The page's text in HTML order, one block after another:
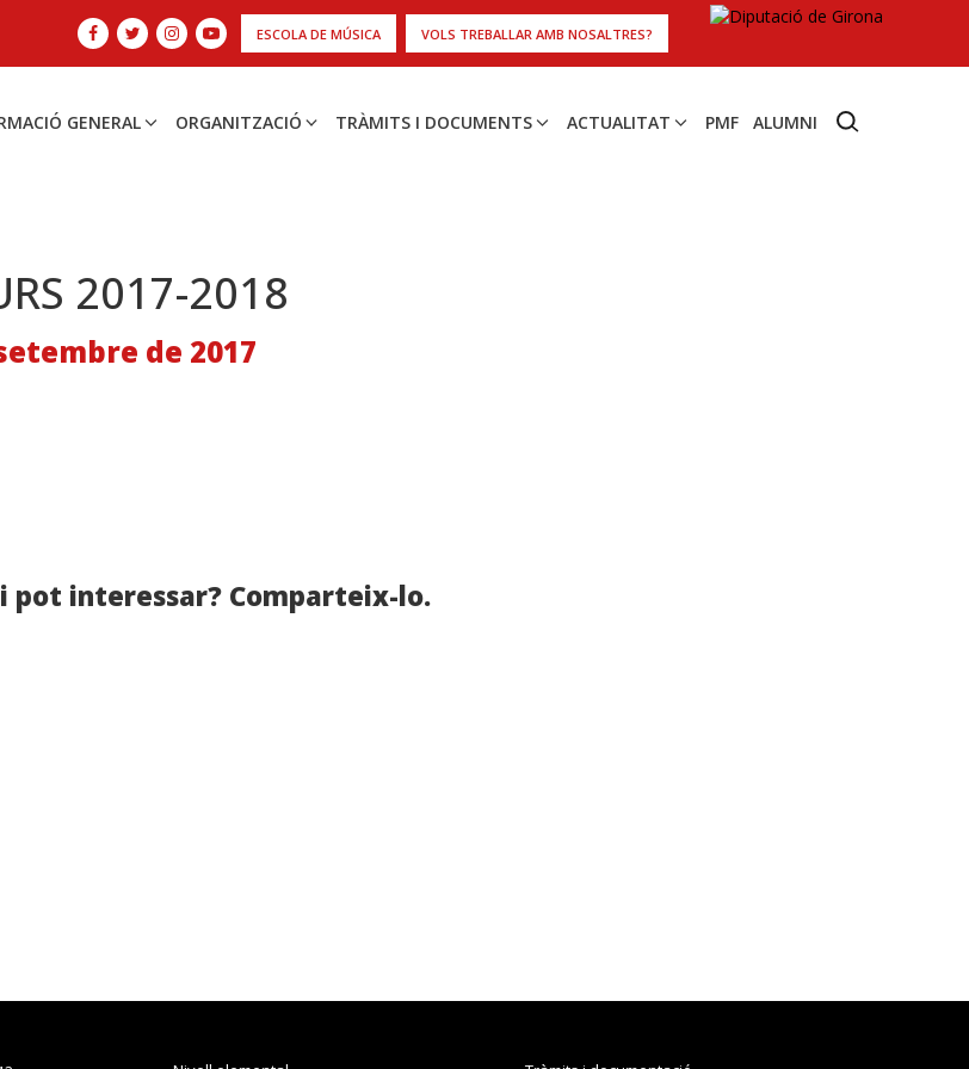
ESCOLA DE MÚSICA VOLS TREBALLAR AMB NOSALTRES?
GENERAL ORGANITZACIÓ TRÀMITS I DOCUMENTS ACTUALITAT PMF ALUMNI
2017-2018
de 2017
pot interessar? Comparteix-lo.